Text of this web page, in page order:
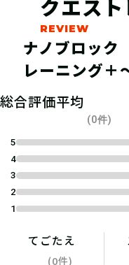
042.参加
参加表明を
報酬をGET
05 3.組
クエス
ナノブロッ
レーニング＋
総合評価平均
(0件)
5
4
3
2
1
てごたえ
(0件)